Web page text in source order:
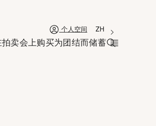
新窗口个人空间 'Choisir une
La langue
ZH
拍卖会上购买为团结而储蓄